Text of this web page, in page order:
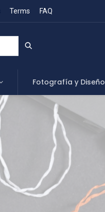
Terms FAQ
Fotografía y Diseño